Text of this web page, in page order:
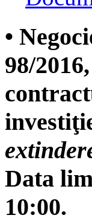
•
98/
Data
10:00.